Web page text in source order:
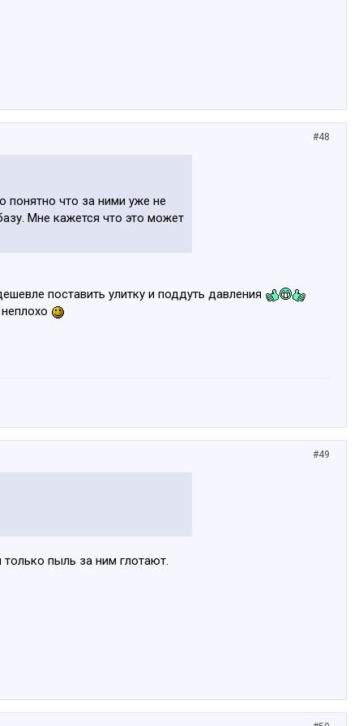
#48
понятно что за ними уже не
Мне кажется что это может
поставить улитку и поддуть давления
#49
пыль за ним глотают.